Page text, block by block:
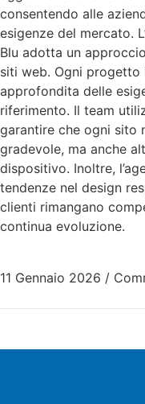
consentendo alle
esigenze del mercato.
Blu adotta un
siti web. Ogni progetto
approfondita delle
riferimento. Il team
garantire che ogni sito
gradevole, ma anche
dispositivo. Inoltre,
tendenze nel design
clienti rimangano
continua evoluzione.
11 Gennaio 2026 /